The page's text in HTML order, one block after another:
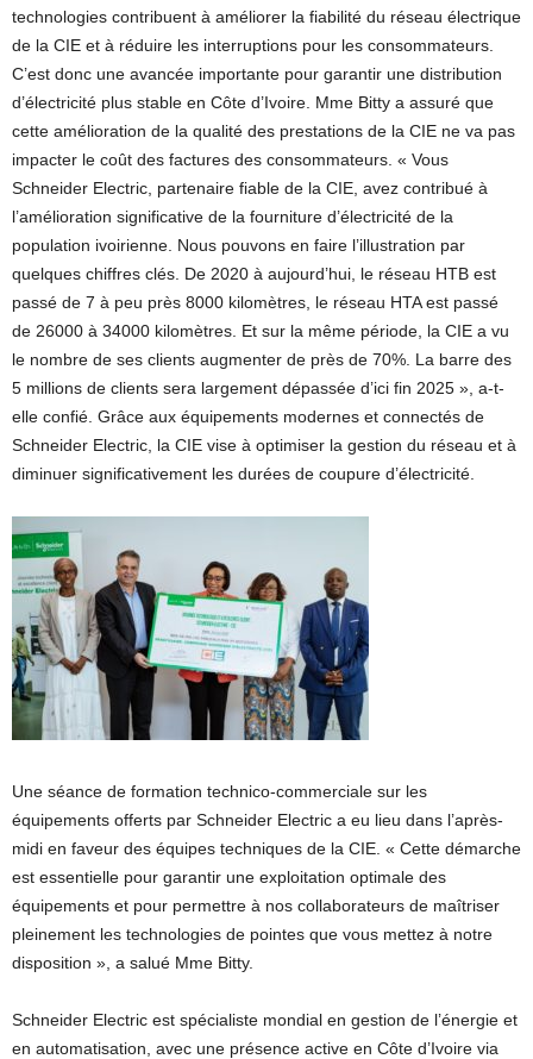
technologies contribuent à améliorer la fiabilité du réseau électrique
de la CIE et à réduire les interruptions pour les consommateurs.
C’est donc une avancée importante pour garantir une distribution
d’électricité plus stable en Côte d’Ivoire. Mme Bitty a assuré que
cette amélioration de la qualité des prestations de la CIE ne va pas
impacter le coût des factures des consommateurs. « Vous
Schneider Electric, partenaire fiable de la CIE, avez contribué à
l’amélioration significative de la fourniture d’électricité de la
population ivoirienne. Nous pouvons en faire l’illustration par
quelques chiffres clés. De 2020 à aujourd’hui, le réseau HTB est
passé de 7 à peu près 8000 kilomètres, le réseau HTA est passé
de 26000 à 34000 kilomètres. Et sur la même période, la CIE a vu
le nombre de ses clients augmenter de près de 70%. La barre des
5 millions de clients sera largement dépassée d’ici fin 2025 », a-t-
elle confié. Grâce aux équipements modernes et connectés de
Schneider Electric, la CIE vise à optimiser la gestion du réseau et à
diminuer significativement les durées de coupure d’électricité.
Une séance de formation technico-commerciale sur les
équipements offerts par Schneider Electric a eu lieu dans l’après-
midi en faveur des équipes techniques de la CIE. « Cette démarche
est essentielle pour garantir une exploitation optimale des
équipements et pour permettre à nos collaborateurs de maîtriser
pleinement les technologies de pointes que vous mettez à notre
disposition », a salué Mme Bitty.
Schneider Electric est spécialiste mondial en gestion de l’énergie et
en automatisation, avec une présence active en Côte d’Ivoire via